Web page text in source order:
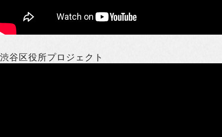
渋谷区役所プロジェクト